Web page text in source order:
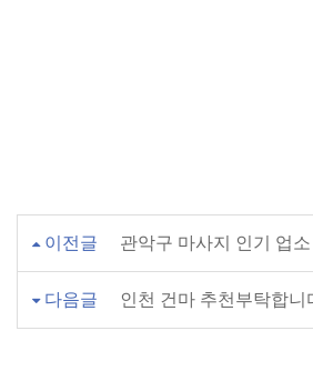
이전글 관악구 마사지 인기 업
다음글 인천 건마 추천부탁합니